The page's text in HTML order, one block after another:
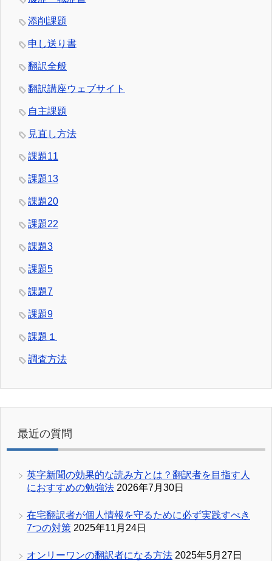
添削課題
申し送り書
翻訳全般
翻訳講座ウェブサイト
自主課題
見直し方法
課題11
課題13
課題20
課題22
課題3
課題5
課題7
課題9
課題１
調査方法
最近の質問
英字新聞の効果的な読み方とは？翻訳者を目指す人
におすすめの勉強法 2026年7月30日
在宅翻訳者が個人情報を守るために必ず実践すべき
7つの対策 2025年11月24日
オンリーワンの翻訳者になる方法 2025年5月27日